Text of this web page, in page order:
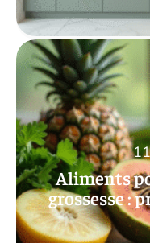
Aliments
grossesse :